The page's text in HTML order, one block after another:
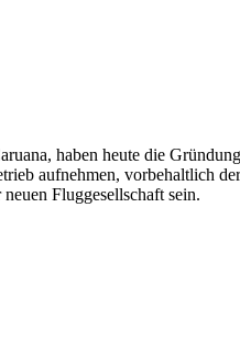
haben heute die
aufnehmen, vorbehaltlich
Fluggesellschaft sein.